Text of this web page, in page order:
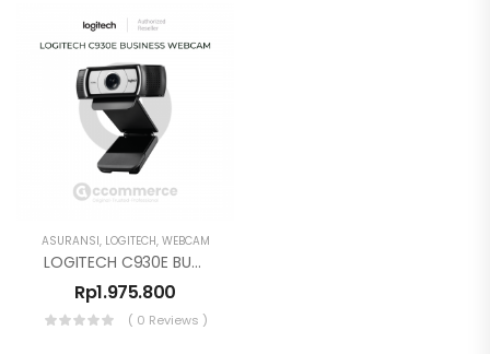
ASURANSI, LOGITECH, WEBCAM
LOGITECH C930E BUSINESS WEBCAM
Rp1.975.800
( 0 Reviews )